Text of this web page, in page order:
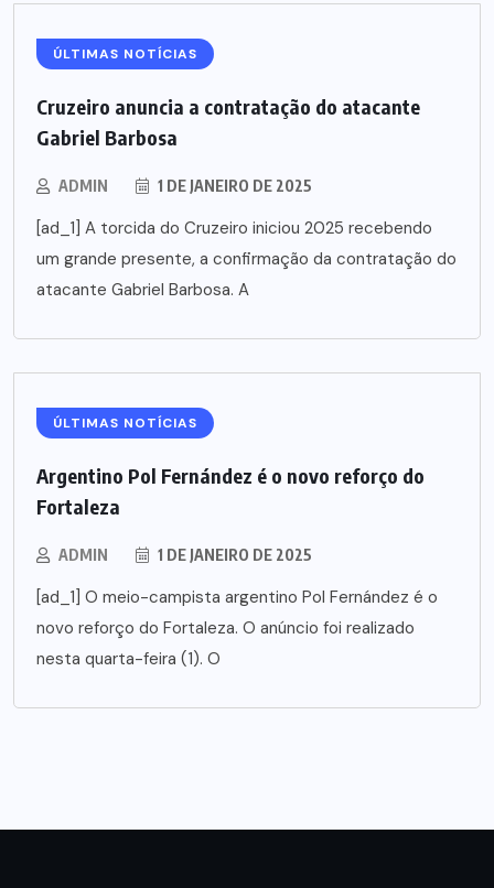
ÚLTIMAS NOTÍCIAS
Cruzeiro anuncia a contratação do atacante
Gabriel Barbosa
ADMIN 1 DE JANEIRO DE 2025
[ad_1] A torcida do Cruzeiro iniciou 2025 recebendo
um grande presente, a confirmação da contratação do
atacante Gabriel Barbosa. A
ÚLTIMAS NOTÍCIAS
Argentino Pol Fernández é o novo reforço do
Fortaleza
ADMIN 1 DE JANEIRO DE 2025
[ad_1] O meio-campista argentino Pol Fernández é o
novo reforço do Fortaleza. O anúncio foi realizado
nesta quarta-feira (1). O